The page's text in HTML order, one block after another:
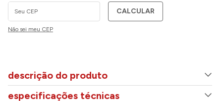
CALCULAR
Não sei meu CEP
descrição do produto
especificações técnicas